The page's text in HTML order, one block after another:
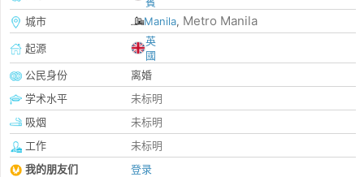
城市
Manila, Metro Manila
起源
英
國
公民身份
离婚
学术水平
未标明
吸烟
未标明
工作
未标明
我的朋友们
登录